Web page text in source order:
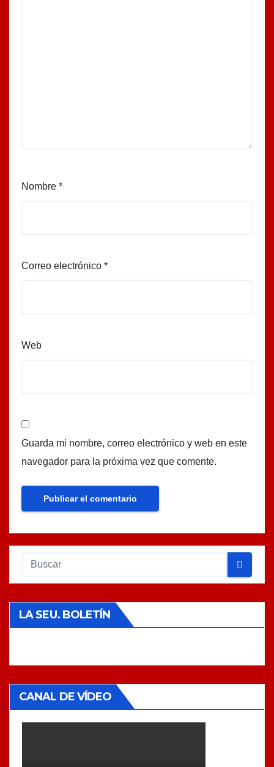
Nombre *
Correo electrónico *
Web
Guarda mi nombre, correo electrónico y web en este
navegador para la próxima vez que comente.
LA SEU. BOLETÍN
CANAL DE VÍDEO